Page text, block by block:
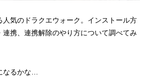
人気のドラクエウォーク。インストール方
連携、連携解除のやり方について調べてみ
なるかな…